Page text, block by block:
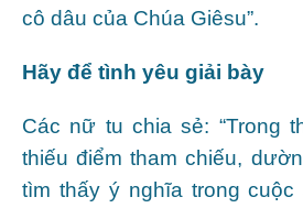
cô dâu của Chúa Giêsu”.
Hãy để tình yêu giải bày
Các nữ tu chia sẻ: “Trong
thiếu điểm tham chiếu,
tìm thấy ý nghĩa trong